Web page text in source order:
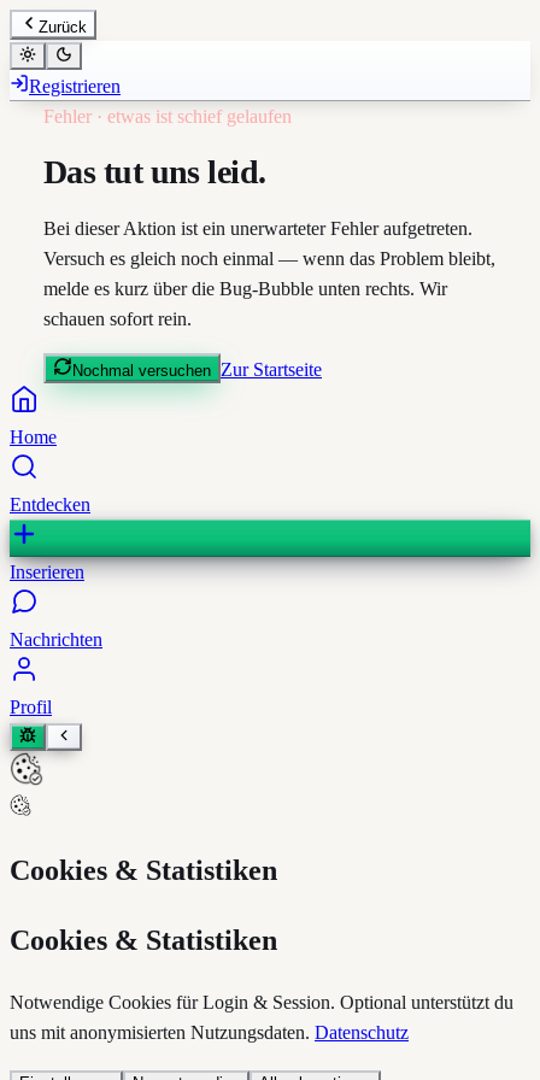
Zurück
Registrieren
Fehler · etwas ist schief gelaufen
Das tut uns leid.
Bei dieser Aktion ist ein unerwarteter Fehler aufgetreten.
Versuch es gleich noch einmal — wenn das Problem bleibt,
melde es kurz über die Bug-Bubble unten rechts. Wir
schauen sofort rein.
Nochmal versuchen Zur Startseite
Home
Entdecken
Inserieren
Nachrichten
Profil
Cookies & Statistiken
Cookies & Statistiken
Notwendige Cookies für Login & Session. Optional unterstützt du
uns mit anonymisierten Nutzungsdaten. Datenschutz